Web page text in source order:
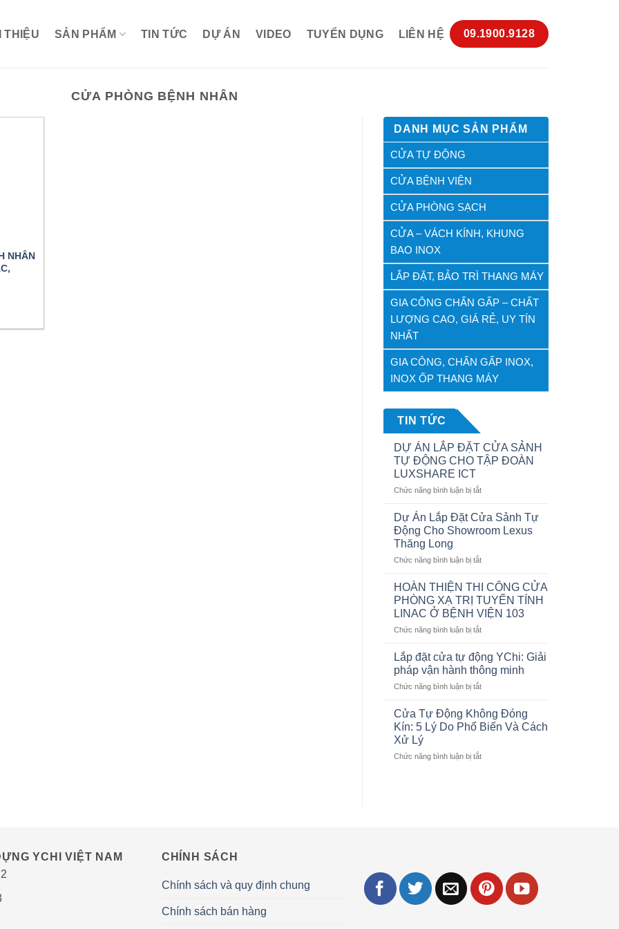
THIỆU SẢN PHẨM TIN TỨC DỰ ÁN VIDEO TUYỂN DỤNG LIÊN HỆ 09.1900.9128
CỬA PHÒNG BỆNH NHÂN
NHÂN
DANH MỤC SẢN PHẨM
CỬA TỰ ĐỘNG
CỬA BỆNH VIỆN
CỬA PHÒNG SẠCH
CỬA – VÁCH KÍNH, KHUNG
BAO INOX
LẮP ĐẶT, BẢO TRÌ THANG MÁY
GIA CÔNG CHẤN GẤP – CHẤT
LƯỢNG CAO, GIÁ RẺ, UY TÍN
NHẤT
GIA CÔNG, CHẤN GẤP INOX,
INOX ỐP THANG MÁY
TIN TỨC
DỰ ÁN LẮP ĐẶT CỬA SẢNH
TỰ ĐỘNG CHO TẬP ĐOÀN
LUXSHARE ICT
Chức năng bình luận bị tắtở
ÁN
ĐẶT
SẢNH
ĐỘNG
CHO
TẬP
ĐOÀN
LUXSHARE
Dự Án Lắp Đặt Cửa Sảnh Tự
Động Cho Showroom Lexus
Thăng Long
Chức năng bình luận bị tắtở
Án
Lắp
Đặt
Cửa
Sảnh
Động
Cho
Showroom
Lexus
Long
HOÀN THIỆN THI CÔNG CỬA
PHÒNG XẠ TRỊ TUYẾN TÍNH
LINAC Ở BỆNH VIỆN 103
Chức năng bình luận bị tắtở
THIỆN
THI
CÔNG
CỬA
XẠ
TRỊ
LINAC
Lắp đặt cửa tự động YChi: Giải
pháp vận hành thông minh
Chức năng bình luận bị tắtở
đặt
cửa
tự
YChi:
Cửa Tự Động Không Đóng
Kín: 5 Lý Do Phổ Biến Và Cách
Xử Lý
Chức năng bình luận bị tắtở
Phổ
Biến
Và
YCHI VIỆT NAM
CHÍNH SÁCH
Chính sách và quy định chung
Chính sách bán hàng